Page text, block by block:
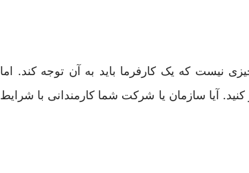
نیست که یک کارفرما باید به آن توجه کند. اما
آیا سازمان یا شرکت شما کارمندانی با شرایط